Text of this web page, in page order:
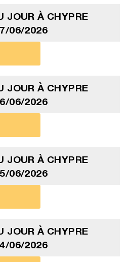
JOUR À CHYPRE
06/2026
JOUR À CHYPRE
06/2026
JOUR À CHYPRE
06/2026
JOUR À CHYPRE
06/2026